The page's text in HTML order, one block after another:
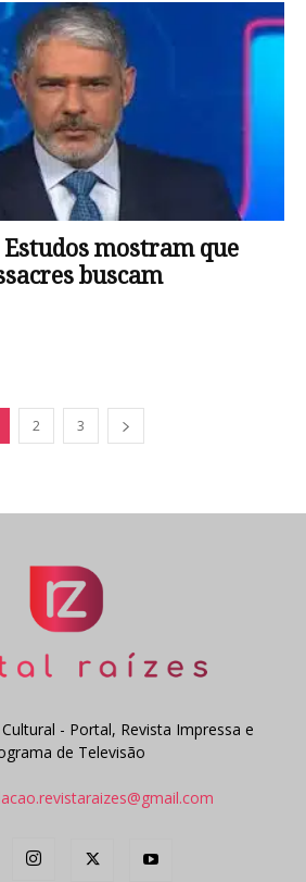
mostram que
buscam
2 3
- Portal, Revista Impressa e
de Televisão